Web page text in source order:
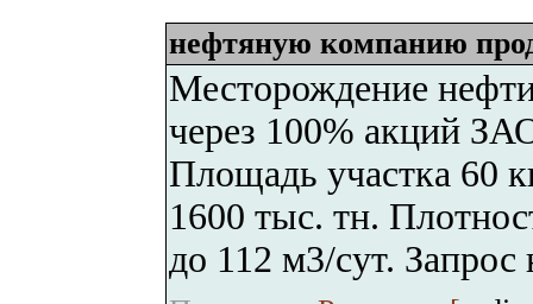
нефтяную компанию
Месторождение
через 100% акций
Площадь участка 60
1600 тыс. тн.
до 112 м3/сут.